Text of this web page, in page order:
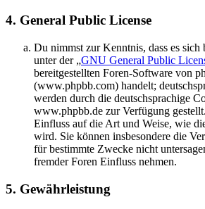
4. General Public License
Du nimmst zur Kenntnis, dass es
unter der „GNU General Public
bereitgestellten Foren-Software von
(www.phpbb.com) handelt;
werden durch die deutschsprachige
www.phpbb.de zur Verfügung
Einfluss auf die Art und Weise, wie
wird. Sie können insbesondere die
für bestimmte Zwecke nicht
fremder Foren Einfluss nehmen.
5. Gewährleistung